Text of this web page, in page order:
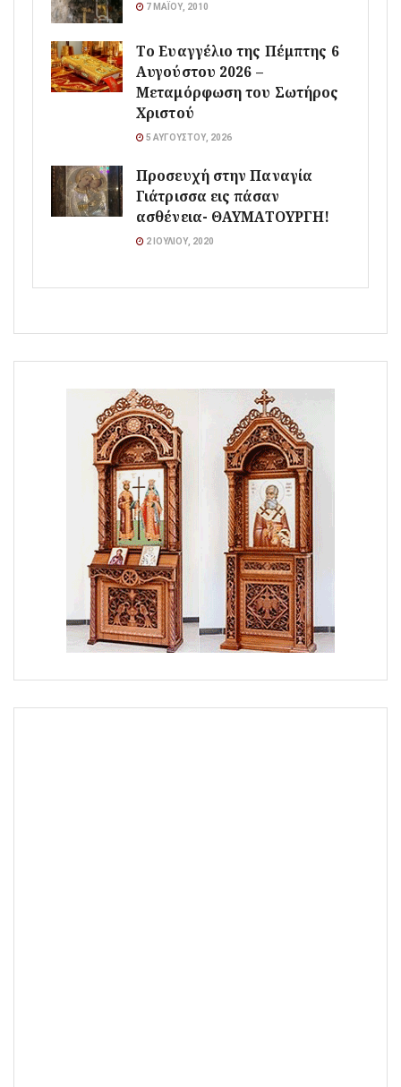
7 ΜΑΪ́ΟΥ, 2010
Το Ευαγγέλιο της Πέμπτης 6
Αυγούστου 2026 –
Μεταμόρφωση του Σωτήρος
Χριστού
5 ΑΥΓΟΎΣΤΟΥ, 2026
Προσευχή στην Παναγία
Γιάτρισσα εις πάσαν
ασθένεια- ΘΑΥΜΑΤΟΥΡΓΗ!
2 ΙΟΥΛΊΟΥ, 2020